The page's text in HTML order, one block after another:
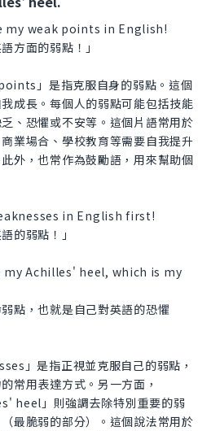
weak points in English!
方面的弱點！」
」是指克服自身的弱點。這個
成長。每個人的弱點可能包括技能
、恐懼或不安等。這個片語常用於
業場合、學校教育等需要自我提升
外，也常作為鼓勵語，用來幫助個
in English first!
的弱點！」
Achilles' heel, which is my
點，也就是自己對英語的恐懼
」是指正視並克服自己的弱點，
常用表達方式。另一方面，
heel」則強調去除特別重要的弱
最脆弱的部分）。這個說法常用於